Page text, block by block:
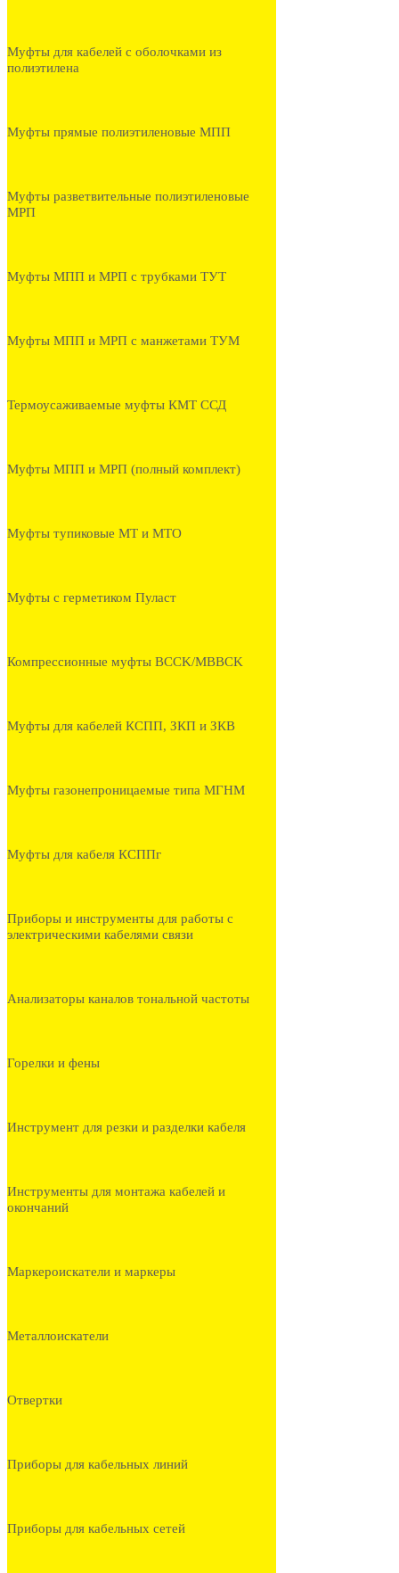
Муфты для кабелей с оболочками из
полиэтилена
Муфты прямые полиэтиленовые МПП
Муфты разветвительные полиэтиленовые
МРП
Муфты МПП и МРП с трубками ТУТ
Муфты МПП и МРП с манжетами ТУМ
Термоусаживаемые муфты КМТ ССД
Муфты МПП и МРП (полный комплект)
Муфты тупиковые МТ и МТО
Муфты с герметиком Пуласт
Компрессионные муфты BCCK/MBBCK
Муфты для кабелей КСПП, ЗКП и ЗКВ
Муфты газонепроницаемые типа МГНМ
Муфты для кабеля КСППг
Приборы и инструменты для работы с
электрическими кабелями связи
Анализаторы каналов тональной частоты
Горелки и фены
Инструмент для резки и разделки кабеля
Инструменты для монтажа кабелей и
окончаний
Маркероискатели и маркеры
Металлоискатели
Отвертки
Приборы для кабельных линий
Приборы для кабельных сетей